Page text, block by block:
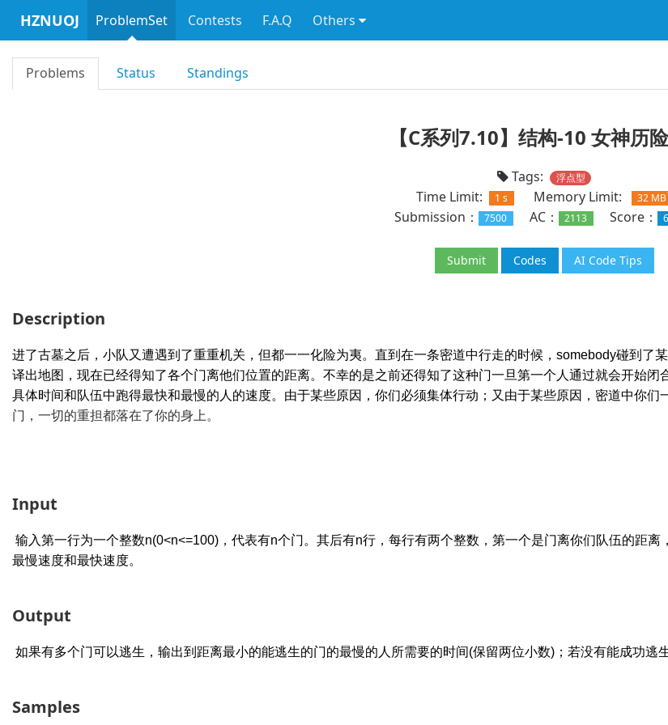
HZNUOJ ProblemSet Contests F.A.Q Others
Problems Status Standings
【C系列7.10】结构-10 女神历
Tags: 浮点型
Time Limit: 1 s Memory Limit: 32 MB
Submission： 7500 AC： 2113 Score：
Submit Codes AI Code Tips
Description
进了古墓之后，小队又遭遇到了重重机关，但都一一化险为夷。直到在一条密道中行走的时候，somebody碰到了
译出地图，现在已经得知了各个门离他们位置的距离。不幸的是之前还得知了这种门一旦第一个人通过就会开始
具体时间和队伍中跑得最快和最慢的人的速度。由于某些原因，你们必须集体行动；又由于某些原因，密道中你们
门，一切的重担都落在了你的身上。
Input
输入第一行为一个整数n(0<n<=100) ，代表有n个门。其后有n行，每行有两个整数，第一个是门离你们队伍的距
最慢速度和最快速度。
Output
如果有多个门可以逃生，输出到距离最小的能逃生的门的最慢的人所需要的时间(保留两位小数) ；若没有能成功逃
Samples